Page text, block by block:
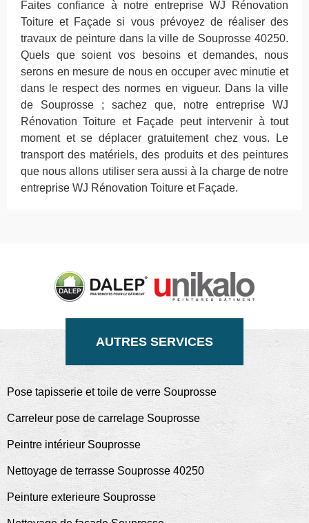
Faites confiance à notre entreprise WJ Rénovation
Toiture et Façade si vous prévoyez de réaliser des
travaux de peinture dans la ville de Souprosse 40250.
Quels que soient vos besoins et demandes, nous
serons en mesure de nous en occuper avec minutie et
dans le respect des normes en vigueur. Dans la ville
de Souprosse ; sachez que, notre entreprise WJ
Rénovation Toiture et Façade peut intervenir à tout
moment et se déplacer gratuitement chez vous. Le
transport des matériels, des produits et des peintures
que nous allons utiliser sera aussi à la charge de notre
entreprise WJ Rénovation Toiture et Façade.
AUTRES SERVICES
Pose tapisserie et toile de verre Souprosse
Carreleur pose de carrelage Souprosse
Peintre intérieur Souprosse
Nettoyage de terrasse Souprosse 40250
Peinture exterieure Souprosse